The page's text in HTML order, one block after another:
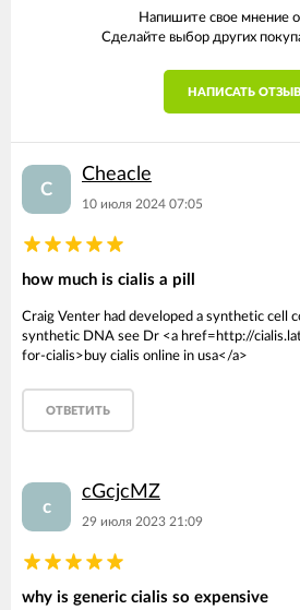
Напишите свое мнение о
Сделайте выбор других
НАПИСАТЬ ОТЗЫВ
C
Cheacle
10 июля 2024 07:05
how much is cialis a pill
Craig Venter had developed a synthetic cell
synthetic DNA see Dr <a href=http://
for-cialis>buy cialis online in usa</a>
ОТВЕТИТЬ
c
cGcjcMZ
29 июля 2023 21:09
why is generic cialis so expensive